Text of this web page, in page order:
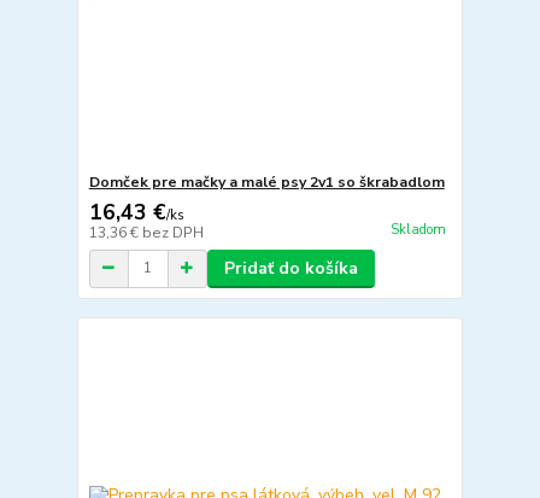
Domček pre mačky a malé psy 2v1 so škrabadlom
16,43 €/ks
13,36 € bez DPH Skladom
Pridať do košíka